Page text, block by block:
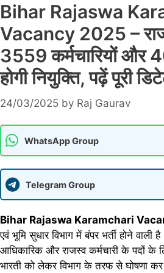
Bihar Rajaswa
Vacancy 2025 –
3559 कर्मचारियों और
होगी नियुक्ति, पढ़ें पूरी
24/03/2025 by Raj Gaurav
WhatsApp Group
Telegram Group
Bihar Rajaswa Karamchari
एवं भूमि सुधार विभाग में बंपर भर्ती होने वाली
आधिकारिक और राजस्व कर्मचारी के पदों के
भारती को लेकर विभाग के तरफ से घोषणा कर